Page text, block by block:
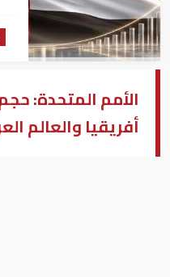
الأمم المتحدة:
أفريقيا والعالم